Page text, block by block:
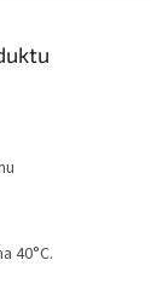
40°C.